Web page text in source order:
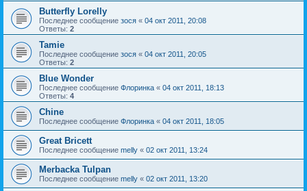
Butterfly Lorelly
Последнее сообщение зося « 04 окт 2011, 20:08
Ответы: 2
Tamie
Последнее сообщение зося « 04 окт 2011, 20:05
Ответы: 2
Blue Wonder
Последнее сообщение Флоринка « 04 окт 2011, 18:13
Ответы: 4
Chine
Последнее сообщение Флоринка « 04 окт 2011, 18:05
Great Bricett
Последнее сообщение melly « 02 окт 2011, 13:24
Mеrbacka Tulpan
Последнее сообщение melly « 02 окт 2011, 13:20